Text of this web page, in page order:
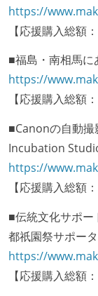
https://
【応援購入総額
■福島・南相馬に
https://
【応援購入総額
■Canonの自動
Incubation
https://
【応援購入総額
■伝統文化サポ
都祇園祭サポータ
https://
【応援購入総額